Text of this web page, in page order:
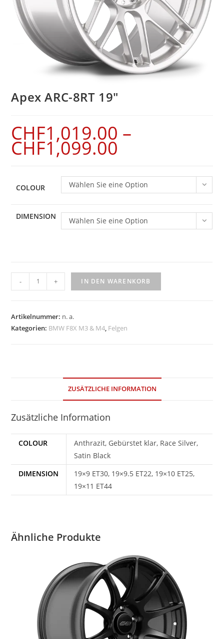
Apex ARC-8RT 19″
CHF1,019.00 –
CHF1,099.00
COLOUR Wählen Sie eine Option
DIMENSION Wählen Sie eine Option
ARC-
19"
Menge
- + IN DEN WARENKORB
Artikelnummer: n. a.
Kategorien: BMW F8X M3 & M4, Felgen
ZUSÄTZLICHE INFORMATION
Zusätzliche Information
COLOUR
Anthrazit, Gebürstet klar, Race Silver,
Satin Black
DIMENSION
19×9 ET30, 19×9.5 ET22, 19×10 ET25,
19×11 ET44
Ähnliche Produkte